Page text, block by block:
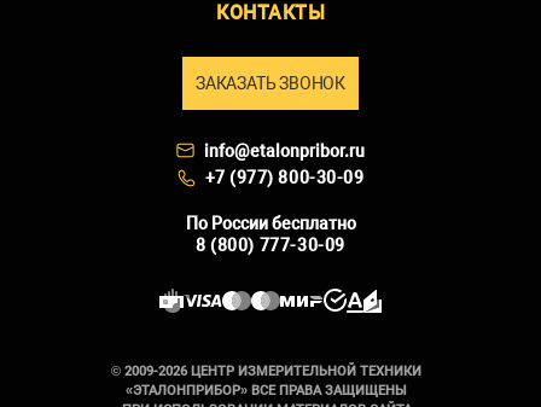
КОНТАКТЫ
ЗАКАЗАТЬ ЗВОНОК
info@etalonpribor.ru
+7 (977) 800-30-09
По России бесплатно
8 (800) 777-30-09
© 2009-2026 ЦЕНТР ИЗМЕРИТЕЛЬНОЙ ТЕХНИКИ
«ЭТАЛОНПРИБОР» ВСЕ ПРАВА ЗАЩИЩЕНЫ